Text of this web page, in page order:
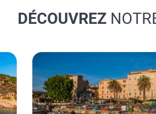
DÉCOUVREZ